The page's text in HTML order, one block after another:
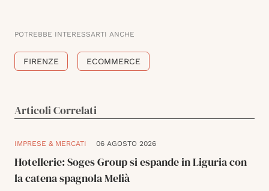
POTREBBE INTERESSARTI ANCHE
FIRENZE ECOMMERCE
Articoli Correlati
IMPRESE & MERCATI 06 AGOSTO 2026
Hotellerie: Soges Group si espande in Liguria con
la catena spagnola Melià